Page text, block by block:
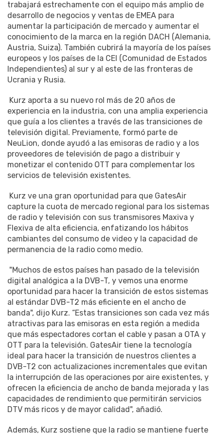
trabajará estrechamente con el equipo más amplio de
desarrollo de negocios y ventas de EMEA para
aumentar la participación de mercado y aumentar el
conocimiento de la marca en la región DACH (Alemania,
Austria, Suiza). También cubrirá la mayoría de los países
europeos y los países de la CEI (Comunidad de Estados
Independientes) al sur y al este de las fronteras de
Ucrania y Rusia.
Kurz aporta a su nuevo rol más de 20 años de
experiencia en la industria, con una amplia experiencia
que guía a los clientes a través de las transiciones de
televisión digital. Previamente, formó parte de
NeuLion, donde ayudó a las emisoras de radio y a los
proveedores de televisión de pago a distribuir y
monetizar el contenido OTT para complementar los
servicios de televisión existentes.
Kurz ve una gran oportunidad para que GatesAir
capture la cuota de mercado regional para los sistemas
de radio y televisión con sus transmisores Maxiva y
Flexiva de alta eficiencia, enfatizando los hábitos
cambiantes del consumo de video y la capacidad de
permanencia de la radio como medio.
"Muchos de estos países han pasado de la televisión
digital analógica a la DVB-T, y vemos una enorme
oportunidad para hacer la transición de estos sistemas
al estándar DVB-T2 más eficiente en el ancho de
banda", dijo Kurz. “Estas transiciones son cada vez más
atractivas para las emisoras en esta región a medida
que más espectadores cortan el cable y pasan a OTA y
OTT para la televisión. GatesAir tiene la tecnología
ideal para hacer la transición de nuestros clientes a
DVB-T2 con actualizaciones incrementales que evitan
la interrupción de las operaciones por aire existentes, y
ofrecen la eficiencia de ancho de banda mejorada y las
capacidades de rendimiento que permitirán servicios
DTV más ricos y de mayor calidad", añadió.
Además, Kurz sostiene que la radio se mantiene fuerte